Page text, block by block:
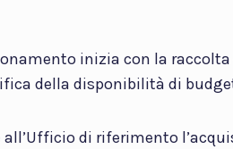
inizia con la
della disponibilità di
di riferimento